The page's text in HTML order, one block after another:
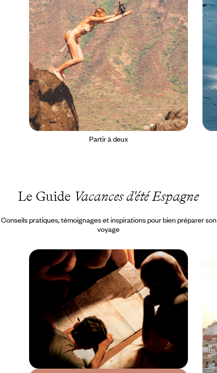
Partir à deux
Le Guide Vacances d'été Espagne
Conseils pratiques, témoignages et inspirations pour bien préparer son
voyage